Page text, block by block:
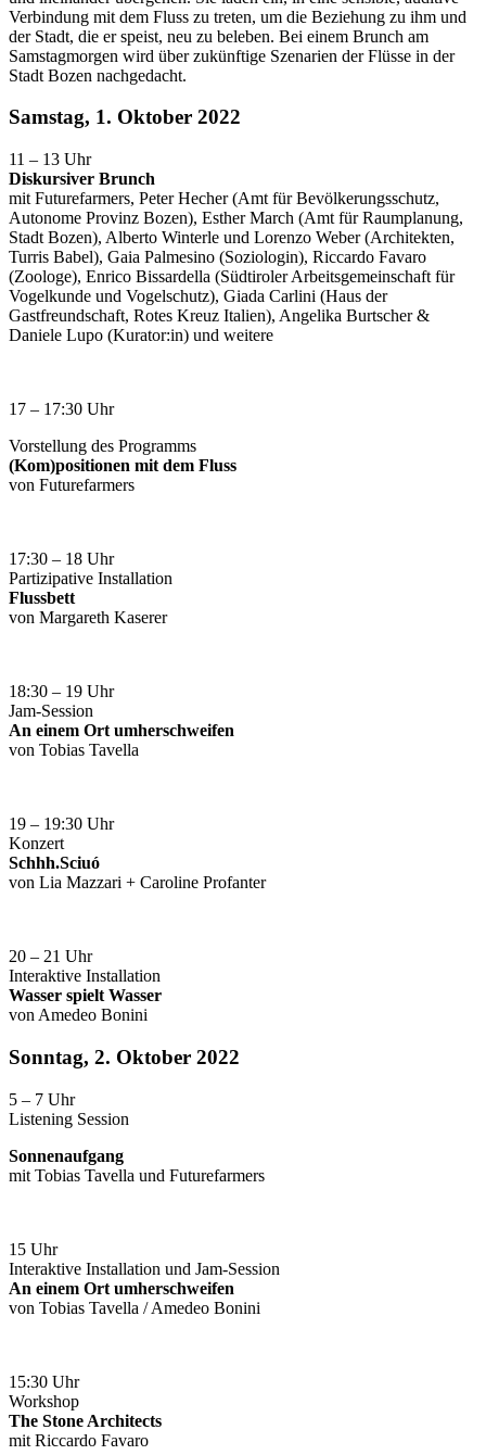
Verbindung mit dem Fluss zu treten, um die Beziehung zu ihm und
der Stadt, die er speist, neu zu beleben. Bei einem Brunch am
Samstagmorgen wird über zukünftige Szenarien der Flüsse in der
Stadt Bozen nachgedacht.
Samstag, 1. Oktober 2022
11 – 13 Uhr
Diskursiver Brunch
mit Futurefarmers, Peter Hecher (Amt für Bevölkerungsschutz,
Autonome Provinz Bozen), Esther March (Amt für Raumplanung,
Stadt Bozen), Alberto Winterle und Lorenzo Weber (Architekten,
Turris Babel), Gaia Palmesino (Soziologin), Riccardo Favaro
(Zoologe), Enrico Bissardella (Südtiroler Arbeitsgemeinschaft für
Vogelkunde und Vogelschutz), Giada Carlini (Haus der
Gastfreundschaft, Rotes Kreuz Italien), Angelika Burtscher &
Daniele Lupo (Kurator:in) und weitere
17 – 17:30 Uhr
Vorstellung des Programms
(Kom)positionen mit dem Fluss
von Futurefarmers
17:30 – 18 Uhr
Partizipative Installation
Flussbett
von Margareth Kaserer
18:30 – 19 Uhr
Jam-Session
An einem Ort umherschweifen
von Tobias Tavella
19 – 19:30 Uhr
Konzert
Schhh.Sciuó
von Lia Mazzari + Caroline Profanter
20 – 21 Uhr
Interaktive Installation
Wasser spielt Wasser
von Amedeo Bonini
Sonntag, 2. Oktober 2022
5 – 7 Uhr
Listening Session
Sonnenaufgang
mit Tobias Tavella und Futurefarmers
15 Uhr
Interaktive Installation und Jam-Session
An einem Ort umherschweifen
von Tobias Tavella / Amedeo Bonini
15:30 Uhr
Workshop
The Stone Architects
mit Riccardo Favaro